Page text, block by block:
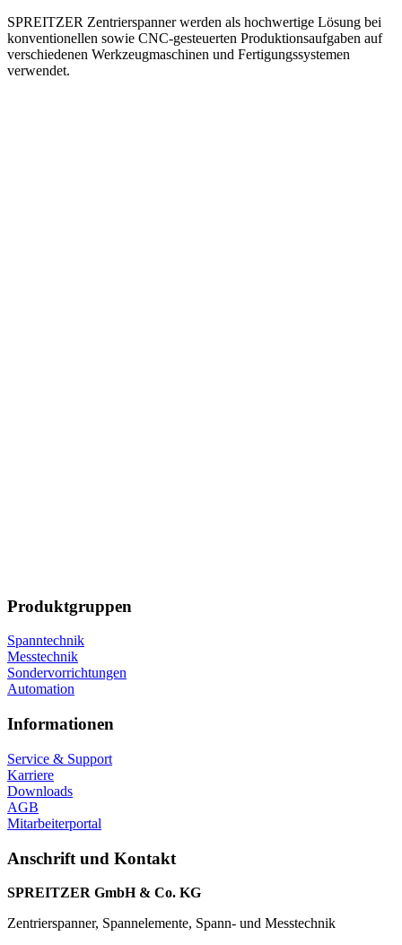
SPREITZER Zentrierspanner werden als hochwertige Lösung bei
konventionellen sowie CNC-gesteuerten Produktionsaufgaben auf
verschiedenen Werkzeugmaschinen und Fertigungssystemen
verwendet.
Produktgruppen
Spanntechnik
Messtechnik
Sondervorrichtungen
Automation
Informationen
Service & Support
Karriere
Downloads
AGB
Mitarbeiterportal
Anschrift und Kontakt
SPREITZER GmbH & Co. KG
Zentrierspanner, Spannelemente, Spann- und Messtechnik